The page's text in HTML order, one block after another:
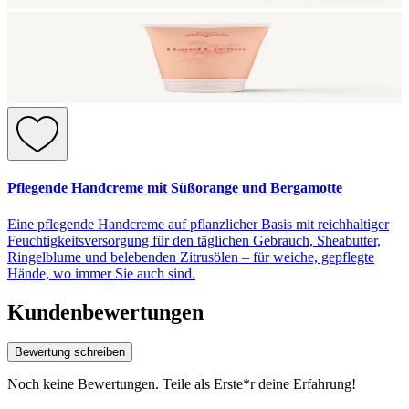
Pflegende Handcreme mit Süßorange und Bergamotte
Eine pflegende Handcreme auf pflanzlicher Basis mit reichhaltiger
Feuchtigkeitsversorgung für den täglichen Gebrauch, Sheabutter,
Ringelblume und belebenden Zitrusölen – für weiche, gepflegte
Hände, wo immer Sie auch sind.
Kundenbewertungen
Bewertung schreiben
Noch keine Bewertungen. Teile als Erste*r deine Erfahrung!